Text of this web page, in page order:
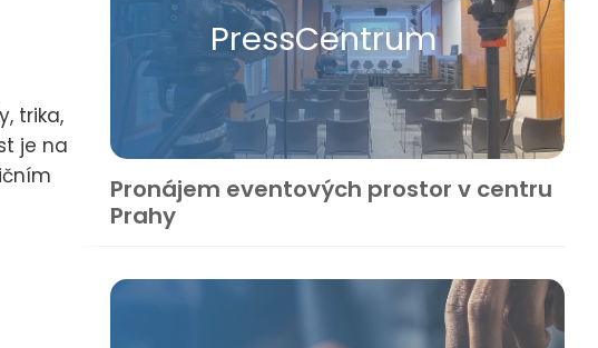
trika,
je na
Press​Centrum
Pronájem eventových prostor v centru
Prahy